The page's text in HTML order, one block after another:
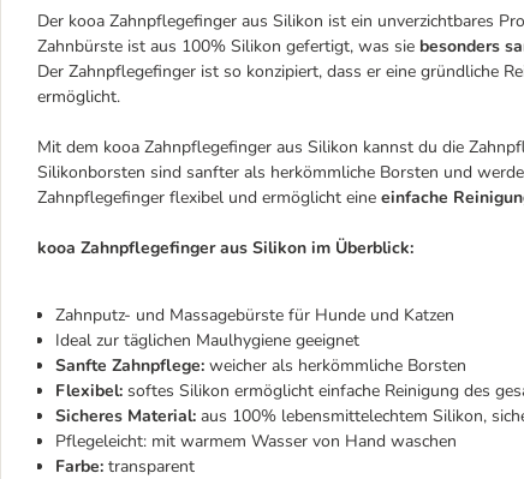
Der kooa Zahnpflegefinger aus Silikon ist ein unverzichtbares
Zahnbürste ist aus 100% Silikon gefertigt, was sie besonders
Der Zahnpflegefinger ist so konzipiert, dass er eine gründliche
ermöglicht.
Mit dem kooa Zahnpflegefinger aus Silikon kannst du die
Silikonborsten sind sanfter als herkömmliche Borsten und
Zahnpflegefinger flexibel und ermöglicht eine einfache
kooa Zahnpflegefinger aus Silikon im Überblick:
Zahnputz- und Massagebürste für Hunde und Katzen
Ideal zur täglichen Maulhygiene geeignet
Sanfte Zahnpflege: weicher als herkömmliche Borsten
Flexibel: softes Silikon ermöglicht einfache Reinigung des
Sicheres Material: aus 100% lebensmittelechtem Silikon,
Pflegeleicht: mit warmem Wasser von Hand waschen
Farbe: transparent